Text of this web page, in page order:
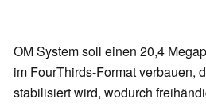
OM System soll einen 20,4
im FourThirds-Format verbauen,
stabilisiert wird, wodurch